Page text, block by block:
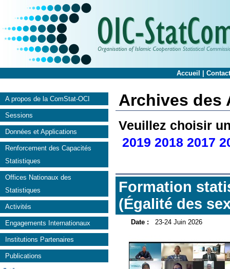
Accueil
A propos de la ComStat-OCI
Sessions
Données et Applications
Renforcement des Capacités
Statistiques
Offices Nationaux des
Statistiques
Activités
Engagements Internationaux
Institutions Partenaires
Publications
Archives des
Veuillez choisir
2019 2018 2017
Formation
(Égalité des
Date : 23-24 Juin 2026